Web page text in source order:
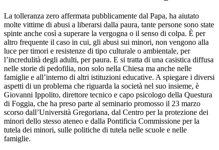
La tolleranza zero affermata pubblicamente dal Papa, ha aiutato
molte vittime di abusi a liberarsi dalla paura, tante persone sono state
spinte anche così a superare la vergogna o il senso di colpa. È per
altro frequente il caso in cui, gli abusi sui minori, non vengono alla
luce per timori e resistenze di tipo culturale o ambientale, per
l’incredulità degli adulti, per paura. E si tratta di una casistica diffusa
nelle storie di pedofilia, non solo nella Chiesa ma anche nelle
famiglie e all’interno di altri istituzioni educative. A spiegare i diversi
aspetti di un problema che riguarda la società nel suo insieme, è
Giovanni Ippolito, direttore tecnico e capo psicologo della Questura
di Foggia, che ha preso parte al seminario promosso il 23 marzo
scorso dall’Università Gregoriana, dal Centro per la protezione dei
minori dello stesso ateneo e dalla Pontificia Commissione per la
tutela dei minori, sulle politiche di tutela nelle scuole e nelle
famiglie.